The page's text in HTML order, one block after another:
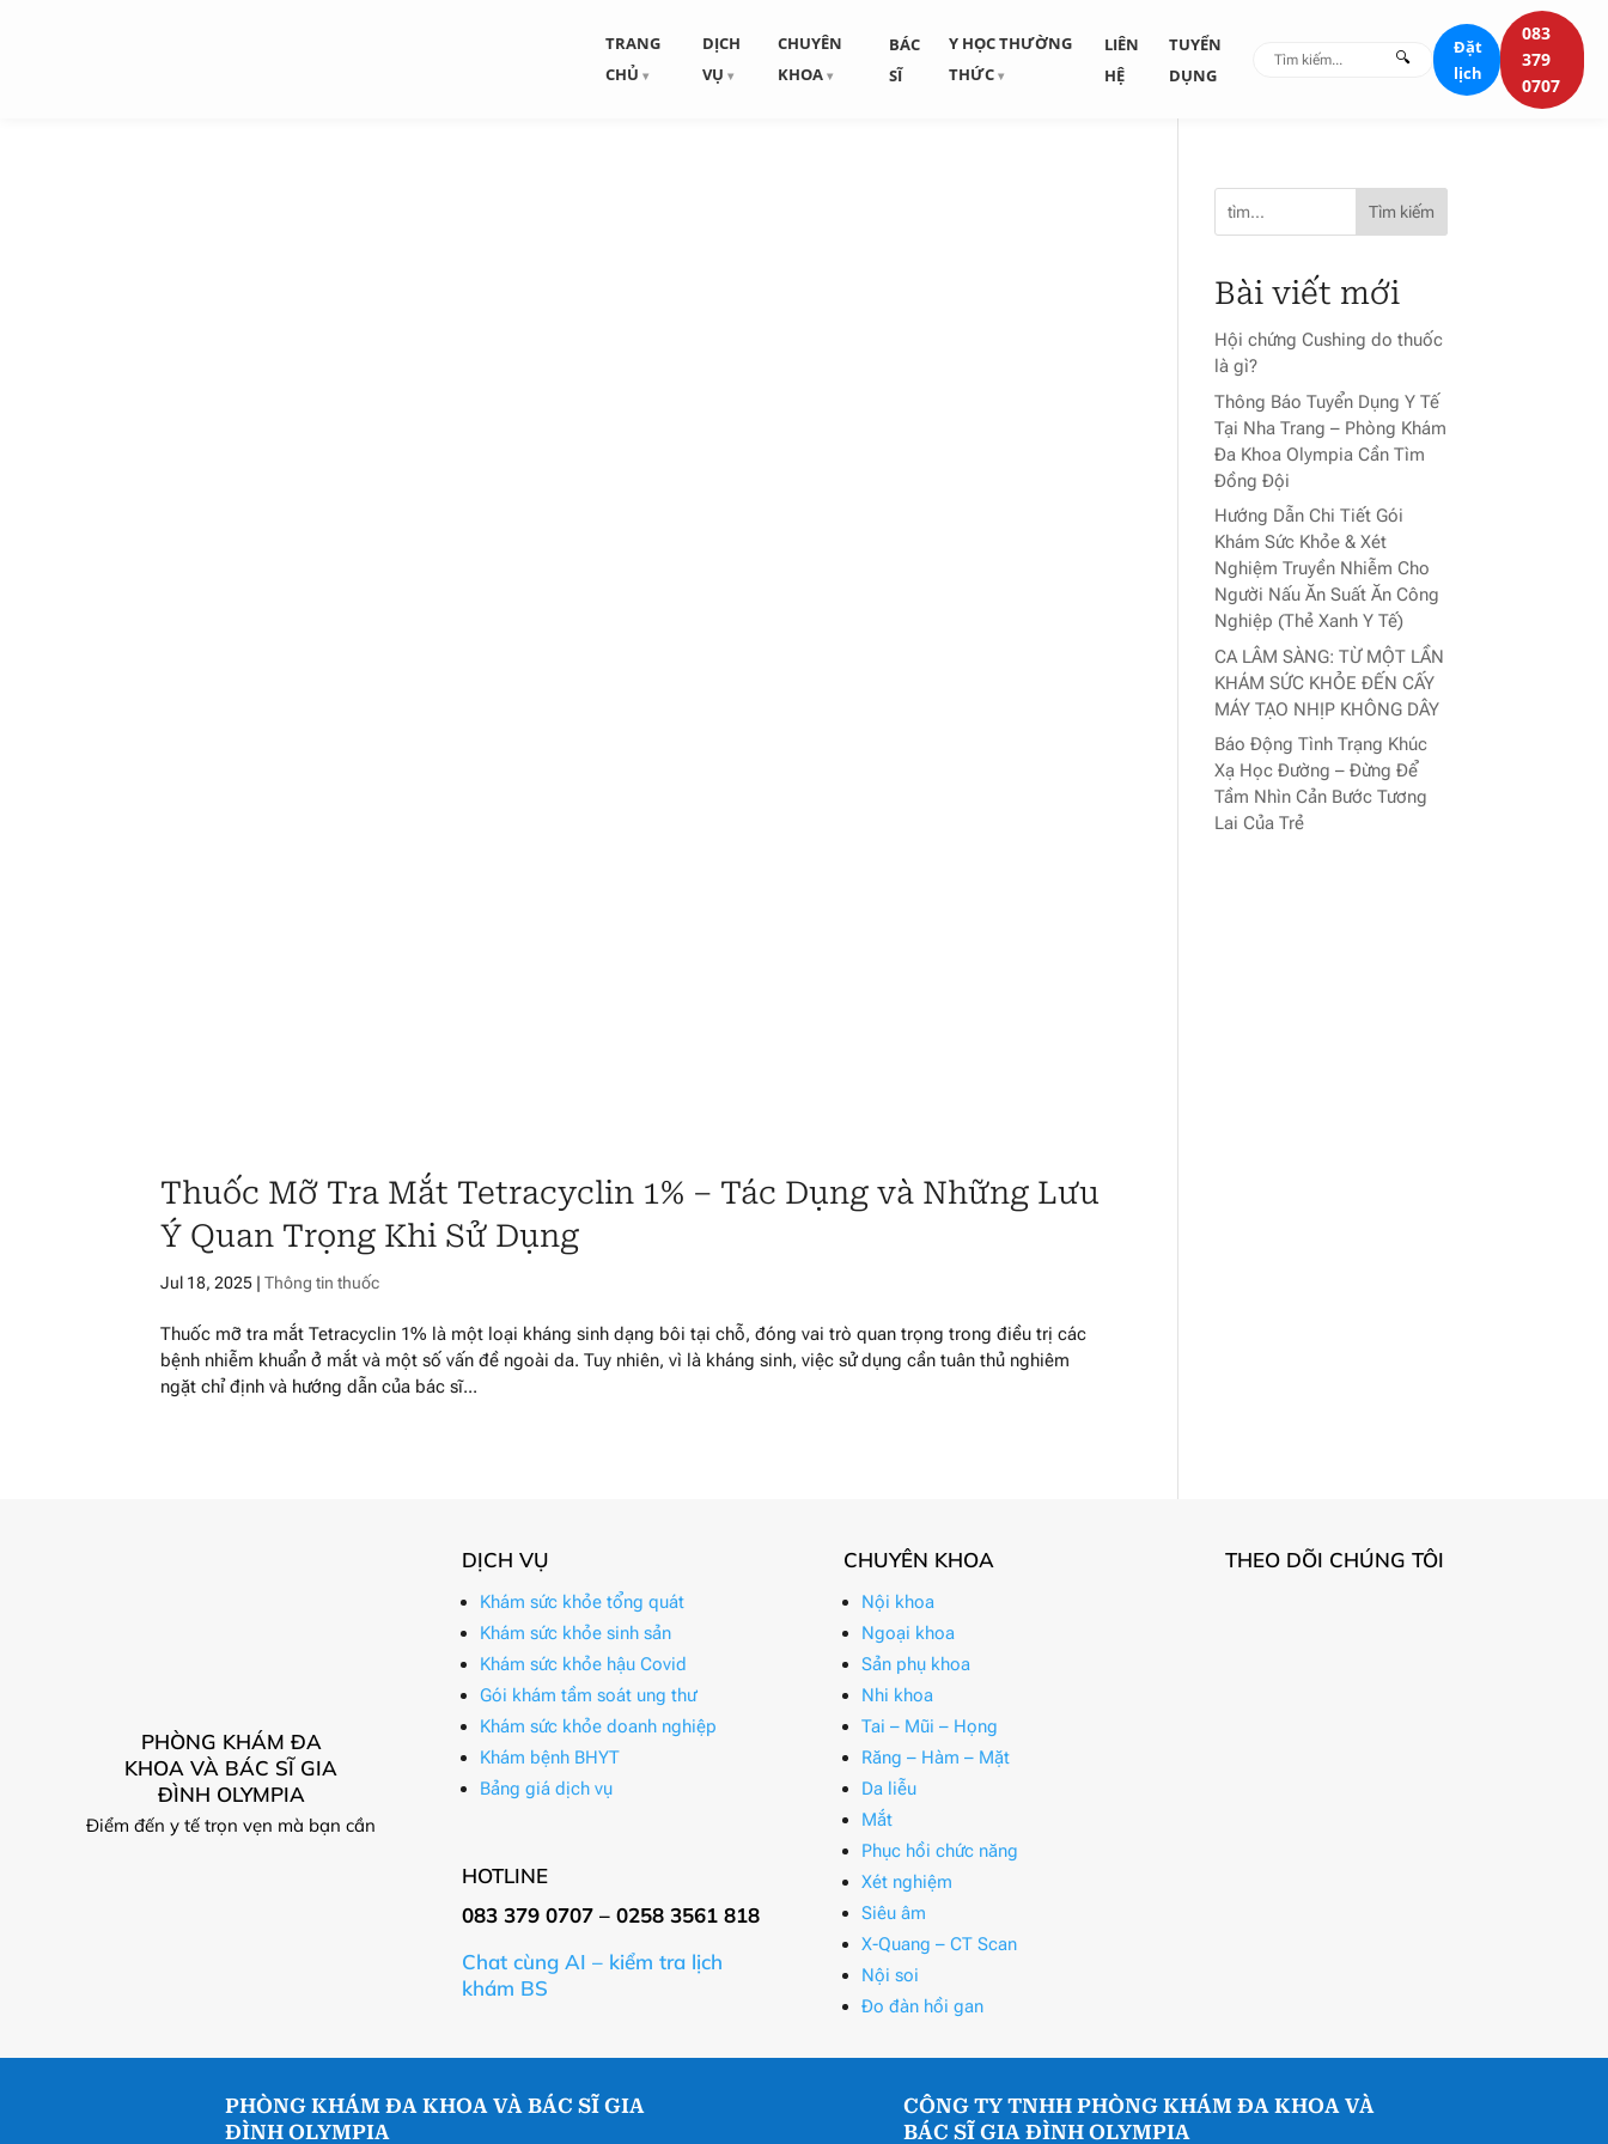
TRANG
CHỦ
DỊCH
VỤ
CHUYÊN
KHOA
BÁC
SĨ
Y HỌC THƯỜNG
THỨC
LIÊN
HỆ
TUYỂN
DỤNG
🔍
Đặt
lịch
083
379
0707
Thuốc Mỡ Tra Mắt Tetracyclin 1% – Tác Dụng và Những Lưu
Ý Quan Trọng Khi Sử Dụng
Jul 18, 2025 |Thông tin thuốc
Thuốc mỡ tra mắt Tetracyclin 1% là một loại kháng sinh dạng bôi tại chỗ, đóng vai trò quan trọng trong điều trị các
bệnh nhiễm khuẩn ở mắt và một số vấn đề ngoài da. Tuy nhiên, vì là kháng sinh, việc sử dụng cần tuân thủ nghiêm
ngặt chỉ định và hướng dẫn của bác sĩ...
Tìm kiếm
Bài viết mới
Hội chứng Cushing do thuốc
là gì?
Thông Báo Tuyển Dụng Y Tế
Tại Nha Trang – Phòng Khám
Đa Khoa Olympia Cần Tìm
Đồng Đội
Hướng Dẫn Chi Tiết Gói
Khám Sức Khỏe & Xét
Nghiệm Truyền Nhiễm Cho
Người Nấu Ăn Suất Ăn Công
Nghiệp (Thẻ Xanh Y Tế)
CA LÂM SÀNG: TỪ MỘT LẦN
KHÁM SỨC KHỎE ĐẾN CẤY
MÁY TẠO NHỊP KHÔNG DÂY
Báo Động Tình Trạng Khúc
Xạ Học Đường – Đừng Để
Tầm Nhìn Cản Bước Tương
Lai Của Trẻ
PHÒNG KHÁM ĐA
KHOA VÀ BÁC SĨ GIA
ĐÌNH OLYMPIA
Điểm đến y tế trọn vẹn mà bạn cần
DỊCH VỤ
Khám sức khỏe tổng quát
Khám sức khỏe sinh sản
Khám sức khỏe hậu Covid
Gói khám tầm soát ung thư
Khám sức khỏe doanh nghiệp
Khám bệnh BHYT
Bảng giá dịch vụ
HOTLINE
083 379 0707 – 0258 3561 818
Chat cùng AI – kiểm tra lịch
khám BS
CHUYÊN KHOA
Nội khoa
Ngoại khoa
Sản phụ khoa
Nhi khoa
Tai – Mũi – Họng
Răng – Hàm – Mặt
Da liễu
Mắt
Phục hồi chức năng
Xét nghiệm
Siêu âm
X-Quang – CT Scan
Nội soi
Đo đàn hồi gan
THEO DÕI CHÚNG TÔI
PHÒNG KHÁM ĐA KHOA VÀ BÁC SĨ GIA
ĐÌNH OLYMPIA
CÔNG TY TNHH PHÒNG KHÁM ĐA KHOA VÀ
BÁC SĨ GIA ĐÌNH OLYMPIA